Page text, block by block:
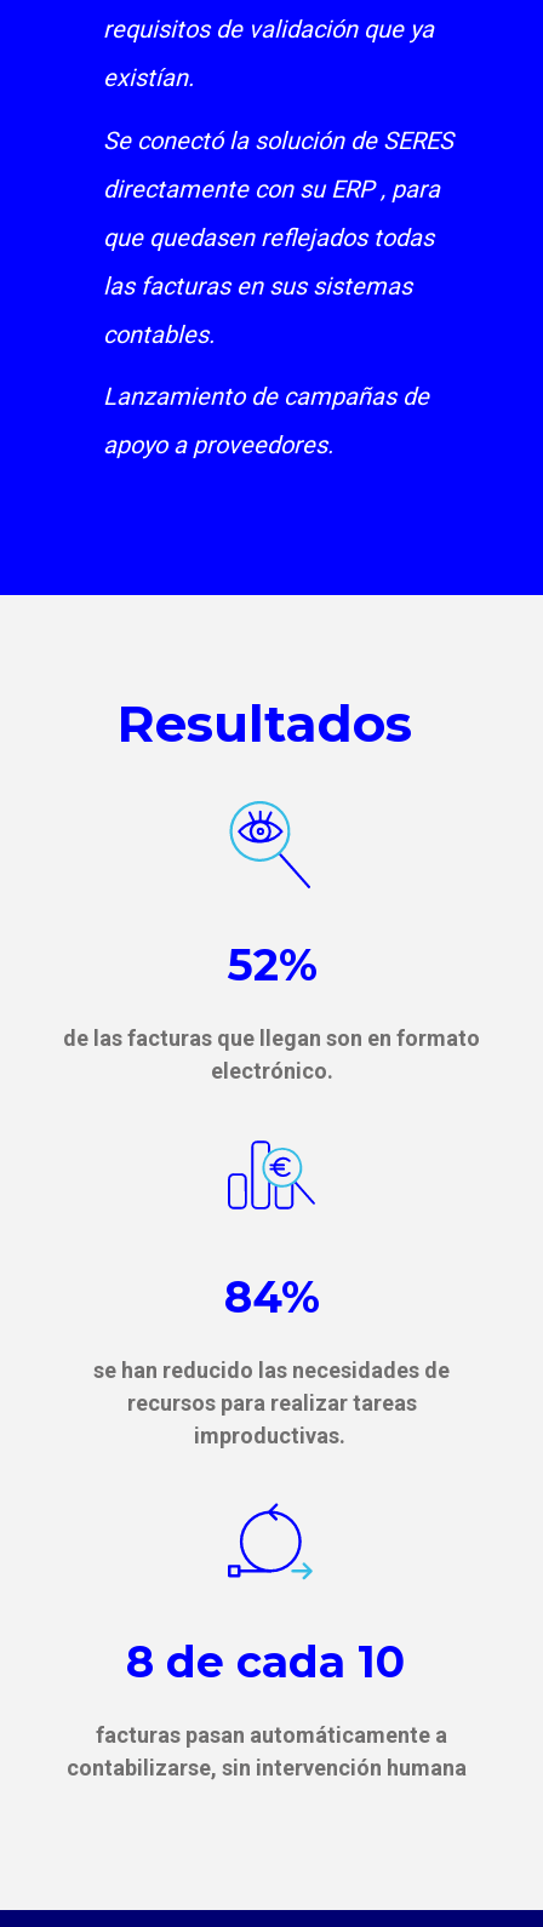
requisitos de validación que ya
existían.
Se conectó la solución de SERES
directamente con su ERP , para
que quedasen reflejados todas
las facturas en sus sistemas
contables.
Lanzamiento de campañas de
apoyo a proveedores.
Resultados
52%
de las facturas que llegan son en formato
electrónico.
84%
se han reducido las necesidades de
recursos para realizar tareas
improductivas.
8 de cada 10
facturas pasan automáticamente a
contabilizarse, sin intervención humana